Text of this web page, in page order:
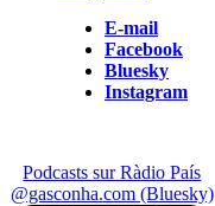
E-mail
Facebook
Bluesky
Instagram
Podcasts sur Ràdio País
@gasconha.com (Bluesky)